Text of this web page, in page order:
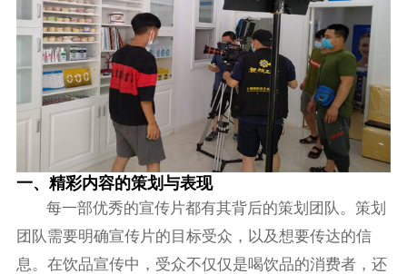
一、精彩内容的策划与表现
每一部优秀的宣传片都有其背后的策划团队。策划
团队需要明确宣传片的目标受众，以及想要传达的信
息。在饮品宣传中，受众不仅仅是喝饮品的消费者，还